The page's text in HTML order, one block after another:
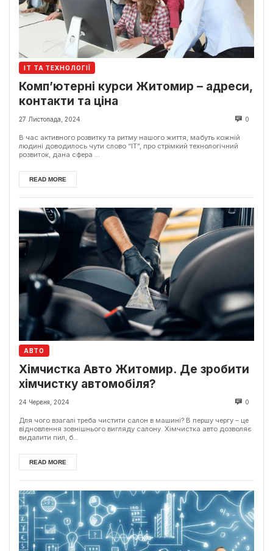
ІТ ТА ТЕХНОЛОГІЇ
Комп’ютерні курси Житомир – адреси,
контакти та ціна
27 Листопада, 2024 0
В час активного розвитку та ритму нашого життя, мабуть кожній
людині доводилось чути слово “ІТ”, про стрімкий технологічний
розвиток, дана сфера ...
READ MORE
АВТО
Хімчистка Авто Житомир. Де зробити
хімчистку автомобіля?
24 Червня, 2024 0
Для чого взагалі треба чистити салон в машині? В першу чергу – це
відновлення зовнішнього вигляду салону. Хімчистка авто дозволяє
видалити пил, б...
READ MORE